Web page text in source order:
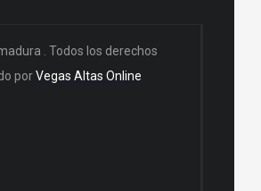
. Todos los derechos
porVegas Altas Online